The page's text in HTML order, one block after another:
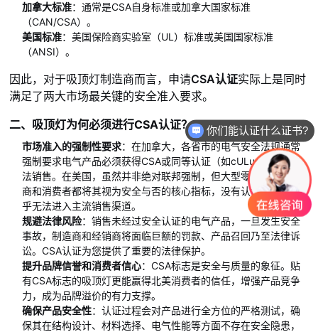
加拿大标准：通常是CSA自身标准或加拿大国家标准
（CAN/CSA）。
美国标准：美国保险商实验室（UL）标准或美国国家标准
（ANSI）。
因此，对于吸顶灯制造商而言，申请CSA认证实际上是同时
满足了两大市场最关键的安全准入要求。
二、吸顶灯为何必须进行CSA认证？
市场准入的强制性要求：在加拿大，各省市的电气安全法规通常
强制要求电气产品必须获得CSA或同等认证（如cULus）才能合
法销售。在美国，虽然并非绝对联邦强制，但大型零售商、分销
商和消费者都将其视为安全与否的核心指标，没有认证的产品几
乎无法进入主流销售渠道。
规避法律风险：销售未经过安全认证的电气产品，一旦发生安全
事故，制造商和经销商将面临巨额的罚款、产品召回乃至法律诉
讼。CSA认证为您提供了重要的法律保护。
提升品牌信誉和消费者信心：CSA标志是安全与质量的象征。贴
有CSA标志的吸顶灯更能赢得北美消费者的信任，增强产品竞争
力，成为品牌溢价的有力支撑。
确保产品安全性：认证过程会对产品进行全方位的严格测试，确
保其在结构设计、材料选择、电气性能等方面不存在安全隐患，
你们能认证什么证书?